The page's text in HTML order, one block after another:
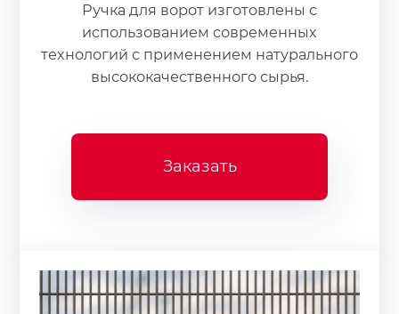
Ручка для ворот изготовлены с
использованием современных
технологий с применением натурального
высококачественного сырья.
Заказать